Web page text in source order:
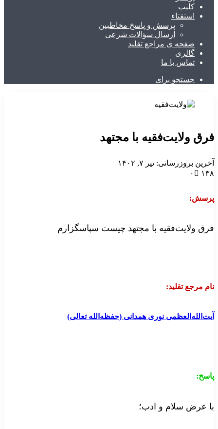
کلیپ
استفتاء
پرسش و پاسخ مخاطبین
ارسال سؤالات شرعی
صفحه ی مراجع تقلید
گالری
تماس با ما
جستجو برای
فرق ولایت‌فقیه با مجتهد
آخرین بروزرسانی: تیر ۷, ۱۴۰۲
۰
۱۳۸
پرسش:
فرق ولایت‌فقیه با مجتهد چیست سپاسگزارم
نام مرجع تقلید:
آیت‌الله‌العظمی نوری همدانی (حفظه‌الله تعالی)
پاسخ:
با عرض سلام و ادب؛